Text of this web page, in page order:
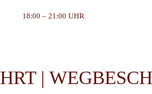
18:00 – 21:00 UHR
|